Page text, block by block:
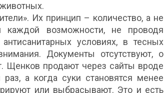
Их принцип – количество, а не
каждой возможности, не проводя
условиях, в тесных
Документы отсутствуют, о
Щенков продают через сайты вроде
а когда суки становятся менее
или выбрасывают. Это и есть